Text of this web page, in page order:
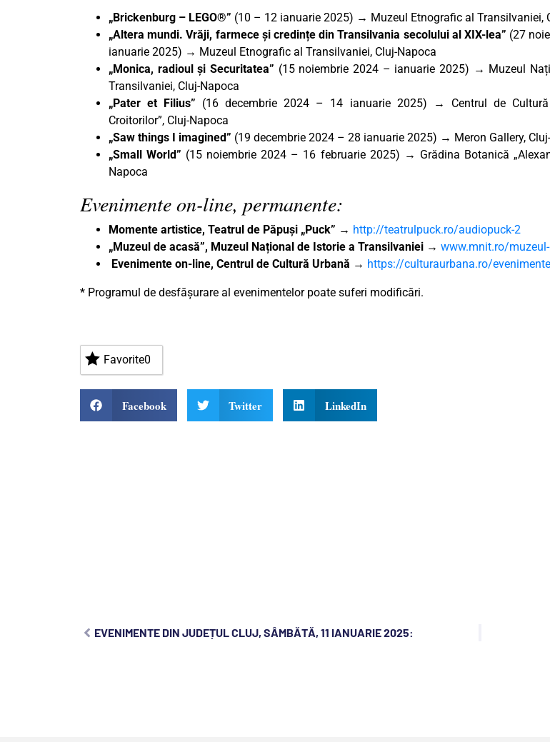
„Brickenburg – LEGO®” (10 – 12 ianuarie 2025) → Muzeul Etnografic al Transilvaniei,
„Altera mundi. Vrăji, farmece și credințe din Transilvania secolului al XIX-lea” (27
ianuarie 2025) → Muzeul Etnografic al Transilvaniei, Cluj-Napoca
„Monica, radioul și Securitatea” (15 noiembrie 2024 – ianuarie 2025) → Muzeul
Transilvaniei, Cluj-Napoca
„Pater et Filius” (16 decembrie 2024 – 14 ianuarie 2025) → Centrul de Cultură
Croitorilor”, Cluj-Napoca
„Saw things I imagined” (19 decembrie 2024 – 28 ianuarie 2025) → Meron Gallery,
„Small World” (15 noiembrie 2024 – 16 februarie 2025) → Grădina Botanică
Napoca
Evenimente on-line, permanente:
Momente artistice, Teatrul de Păpuși „Puck” → http://teatrulpuck.ro/audiopuck-2
„Muzeul de acasă”, Muzeul Național de Istorie a Transilvaniei → www.mnit.ro/
Evenimente on-line, Centrul de Cultură Urbană → https://culturaurbana.ro/
* Programul de desfășurare al evenimentelor poate suferi modificări.
Favorite0
Facebook Twitter LinkedIn
EVENIMENTE DIN JUDEȚUL CLUJ, SÂMBĂTĂ, 11 IANUARIE 2025: